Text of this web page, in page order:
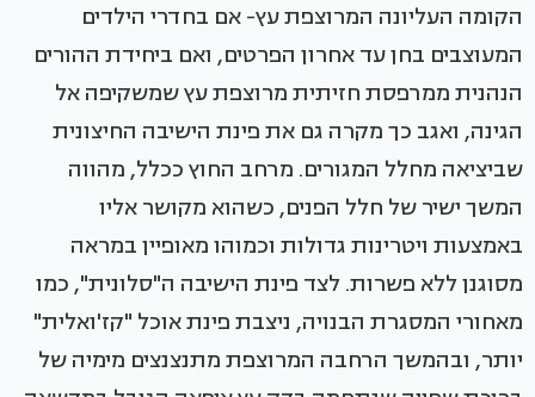
הקומה העליונה המרוצפת עץ- אם בחדרי הילדים
המעוצבים בחן עד אחרון הפרטים, ואם ביחידת ההורים
הנהנית ממרפסת חזיתית מרוצפת עץ שמשקיפה אל
הגינה, ואגב כך מקרה גם את פינת הישיבה החיצונית
שביציאה מחלל המגורים. מרחב החוץ ככלל, מהווה
המשך ישיר של חלל הפנים, כשהוא מקושר אליו
באמצעות ויטרינות גדולות וכמוהו מאופיין במראה
מסוגנן ללא פשרות. לצד פינת הישיבה ה"סלונית", כמו
מאחורי המסגרת הבנויה, ניצבת פינת אוכל "קז'ואלית"
יותר, ובהמשך הרחבה המרוצפת מתנצנצים מימיה של